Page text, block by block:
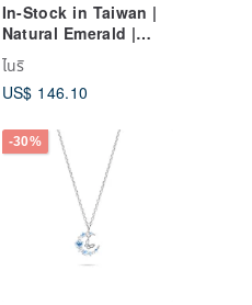
In-Stock in Taiwan |
Natural Emerald |
Pendant | Charm |
Necklace | Made in
India | 925 Sterling
ไนริ
US$ 146.10
-30%